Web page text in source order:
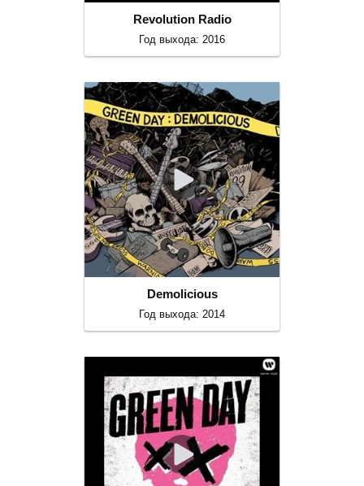
Revolution Radio
Год выхода: 2016
Demolicious
Год выхода: 2014